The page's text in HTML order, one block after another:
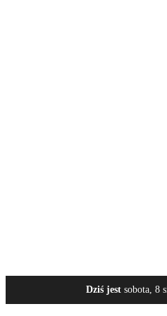
Dziś jest sobota, 8